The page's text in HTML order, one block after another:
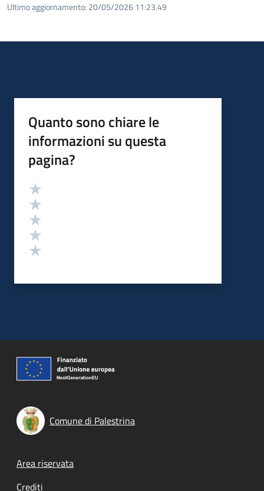
Ultimo aggiornamento: 20/05/2026 11:23.49
Quanto sono chiare le
informazioni su questa
pagina?
Valutazione
Comune di Palestrina
Footer menu
Area riservata
Crediti